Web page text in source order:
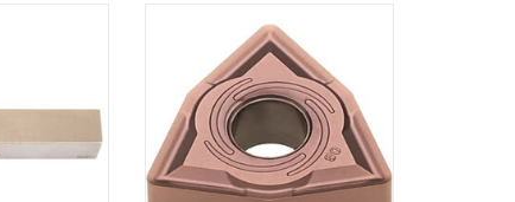
(per stuk)
TOEVOEGEN AAN WINKELWAGEN